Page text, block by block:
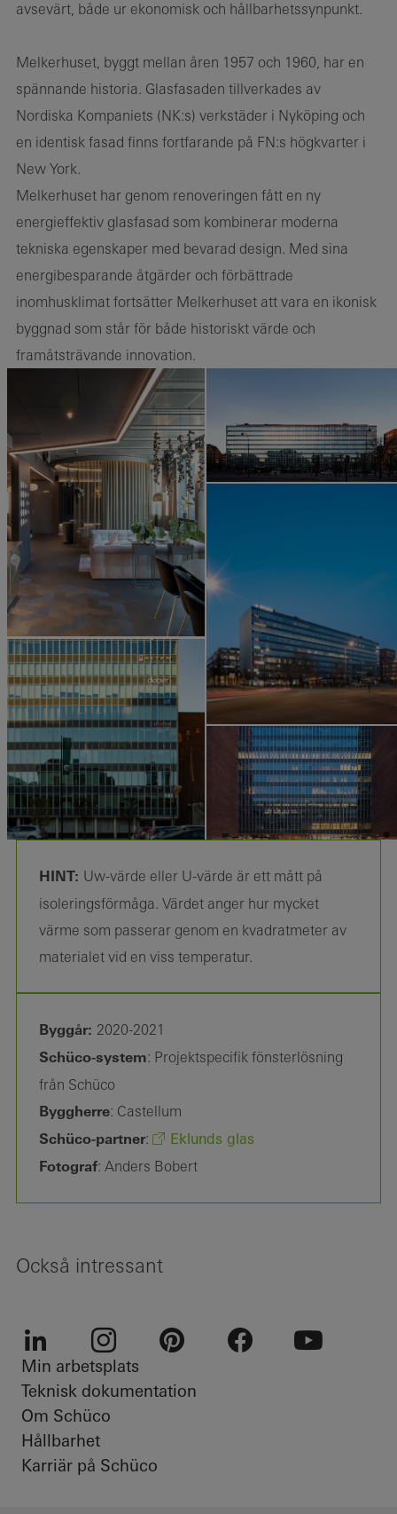
avsevärt, både ur ekonomisk och hållbarhetssynpunkt.
Melkerhuset, byggt mellan åren 1957 och 1960, har en
spännande historia. Glasfasaden tillverkades av
Nordiska Kompaniets (NK:s) verkstäder i Nyköping och
en identisk fasad finns fortfarande på FN:s högkvarter i
New York.
Melkerhuset har genom renoveringen fått en ny
energieffektiv glasfasad som kombinerar moderna
tekniska egenskaper med bevarad design. Med sina
energibesparande åtgärder och förbättrade
inomhusklimat fortsätter Melkerhuset att vara en ikonisk
byggnad som står för både historiskt värde och
framåtsträvande innovation.
HINT: Uw-värde eller U-värde är ett mått på
isoleringsförmåga. Värdet anger hur mycket
värme som passerar genom en kvadratmeter av
materialet vid en viss temperatur.
Byggår: 2020-2021
Schüco-system: Projektspecifik fönsterlösning
från Schüco
Byggherre: Castellum
Schüco-partner: Eklunds glas
Fotograf: Anders Bobert
Också intressant
LinkedIn Instagram
Min arbetsplats
Teknisk dokumentation
Om Schüco
Hållbarhet
Karriär på Schüco